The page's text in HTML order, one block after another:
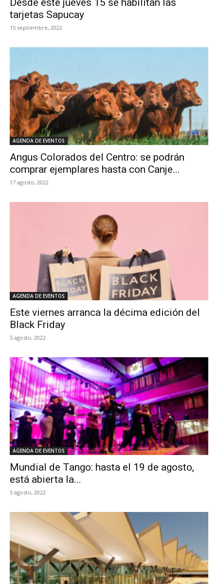
Desde este jueves 15 se habilitan las
tarjetas Sapucay
15 septiembre, 2022
AGENDA DE EVENTOS
Angus Colorados del Centro: se podrán
comprar ejemplares hasta con Canje...
17 agosto, 2022
AGENDA DE EVENTOS
Este viernes arranca la décima edición del
Black Friday
5 agosto, 2022
AGENDA DE EVENTOS
Mundial de Tango: hasta el 19 de agosto,
está abierta la...
5 agosto, 2022